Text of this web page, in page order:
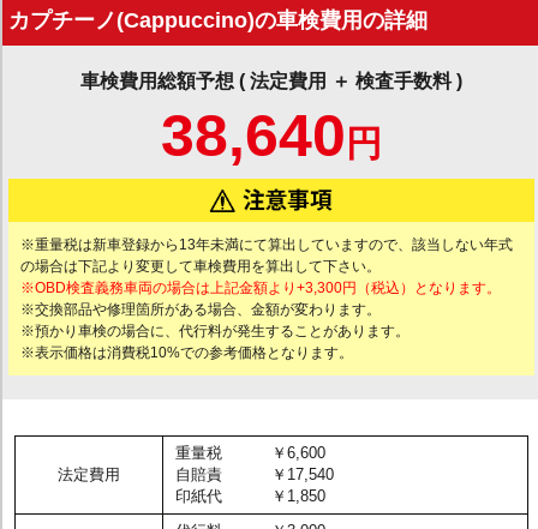
カプチーノ(Cappuccino)の車検費用の詳細
車検費用総額予想 ( 法定費用 ＋ 検査手数料 )
38,640 円
※重量税は新車登録から13年未満にて算出していますので、該当しない年式
の場合は下記より変更して車検費用を算出して下さい。
※OBD検査義務車両の場合は上記金額より+3,300円（税込）となります。
※交換部品や修理箇所がある場合、金額が変わります。
※預かり車検の場合に、代行料が発生することがあります。
※表示価格は消費税10%での参考価格となります。
法定費用
重量税
￥6,600
自賠責
￥17,540
印紙代
￥1,850